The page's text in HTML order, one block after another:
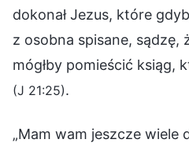
dokonał Jezus, które
z osobna spisane, sądzę,
mógłby pomieścić ksiąg,
(J 21:25).
„Mam wam jeszcze wiele